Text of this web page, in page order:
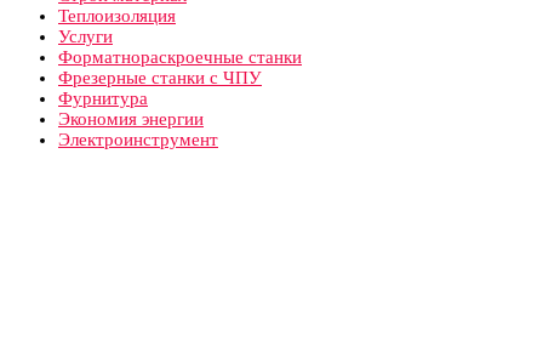
Теплоизоляция
Услуги
Форматнораскроечные станки
Фрезерные станки с ЧПУ
Фурнитура
Экономия энергии
Электроинструмент